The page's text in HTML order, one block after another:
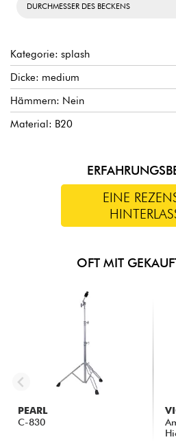
DURCHMESSER DES BECKENS
Kategorie: splash
Dicke: medium
Hämmern: Nein
Material: B20
EINE
OFT MIT
PEARL
C-830